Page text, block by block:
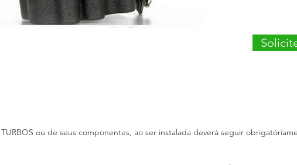
ou de seus componentes, ao ser instalada deverá seguir